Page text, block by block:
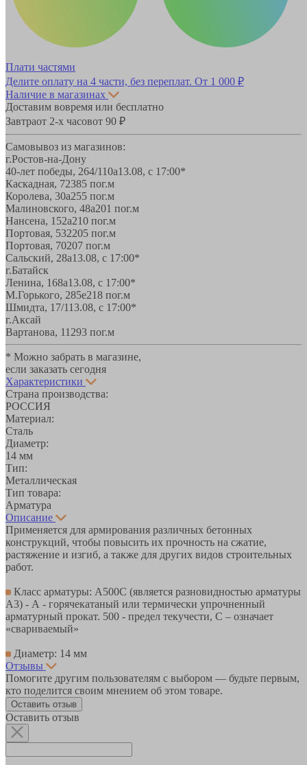
Плати частями
Делите оплату на 4 части, без переплат. От 1 000 ₽
Наличие в магазинах
Доставим вовремя или бесплатно
Завтраот 2-х часовот 90 ₽
Самовывоз из магазинов:
г.Ростов-на-Дону
40-лет победы, 264/110а13.08, с 17:00*
Каскадная, 72385 пог.м
Королева, 30а255 пог.м
Малиновского, 48а201 пог.м
Нансена, 152а210 пог.м
Портовая, 532205 пог.м
Портовая, 70207 пог.м
Сальский, 28a13.08, с 17:00*
г.Батайск
Ленина, 168а13.08, с 17:00*
М.Горького, 285е218 пог.м
Шмидта, 17/113.08, с 17:00*
г.Аксай
Вартанова, 11 293 пог.м
* Можно забрать в магазине,
если заказать сегодня
Характеристики
Страна производства:
РОССИЯ
Материал:
Сталь
Диаметр:
14 мм
Тип:
Металлическая
Тип товара:
Арматура
Описание
Применяется для армирования различных бетонных
конструкций, чтобы повысить их прочность на сжатие,
растяжение и изгиб, а также для других видов строительных
работ.
Класс арматуры: А500С (является разновидностью арматуры
А3) - А - горячекатаный или термически упрочненный
арматурный прокат. 500 - предел текучести, С – означает
«свариваемый»
Диаметр: 14 мм
Отзывы
Помогите другим пользователям с выбором — будьте первым,
кто поделится своим мнением об этом товаре.
Оставить отзыв
Оставить отзыв